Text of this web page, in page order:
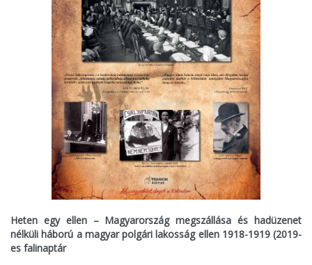
Heten egy ellen – Magyarország megszállása és hadüzenet
nélküli háború a magyar polgári lakosság ellen 1918-1919 (2019-
es falinaptár